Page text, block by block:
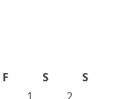
F S
S